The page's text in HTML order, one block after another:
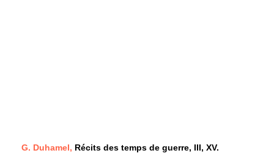
G. Duhamel, Récits des temps de guerre, III, XV.